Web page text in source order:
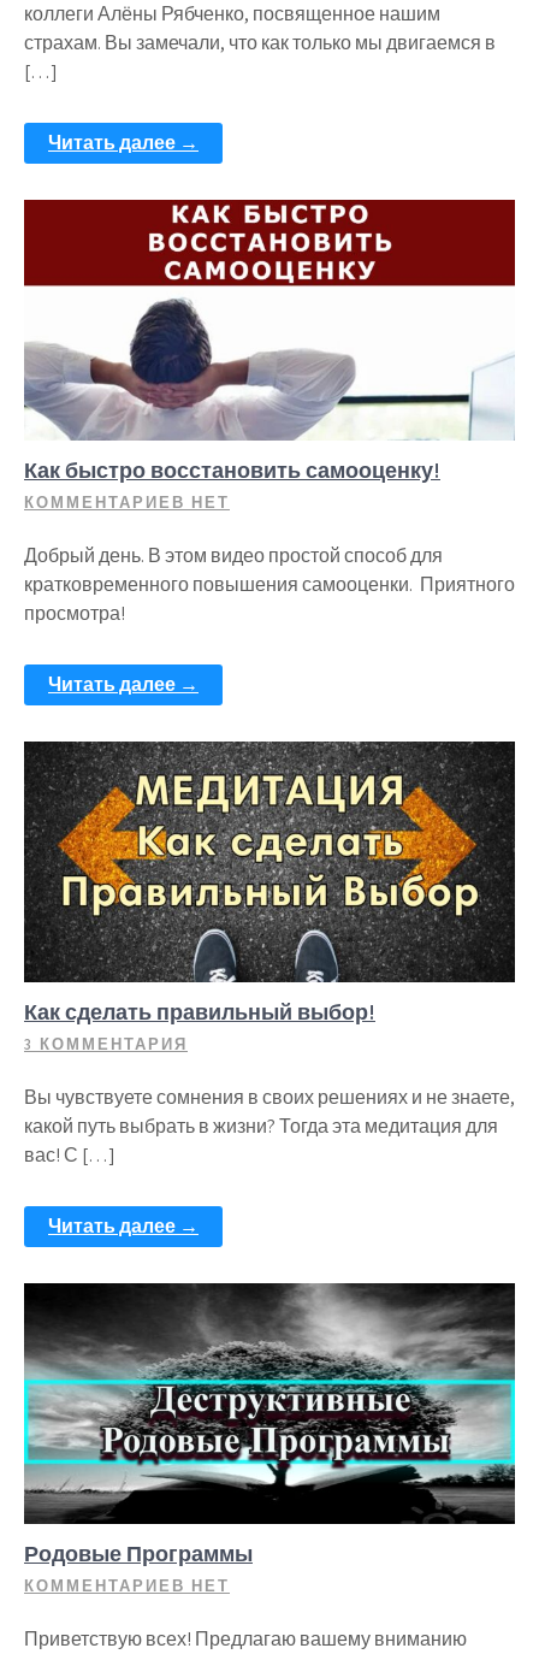
коллеги Алёны Рябченко, посвященное нашим
страхам. Вы замечали, что как только мы двигаемся в
[…]
Читать далее →
Как быстро восстановить самооценку!
КОММЕНТАРИЕВ НЕТ
Добрый день. В этом видео простой способ для
кратковременного повышения самооценки. Приятного
просмотра!
Читать далее →
Как сделать правильный выбор!
3 КОММЕНТАРИЯ
Вы чувствуете сомнения в своих решениях и не знаете,
какой путь выбрать в жизни? Тогда эта медитация для
вас! С […]
Читать далее →
Родовые Программы
КОММЕНТАРИЕВ НЕТ
Приветствую всех! Предлагаю вашему вниманию